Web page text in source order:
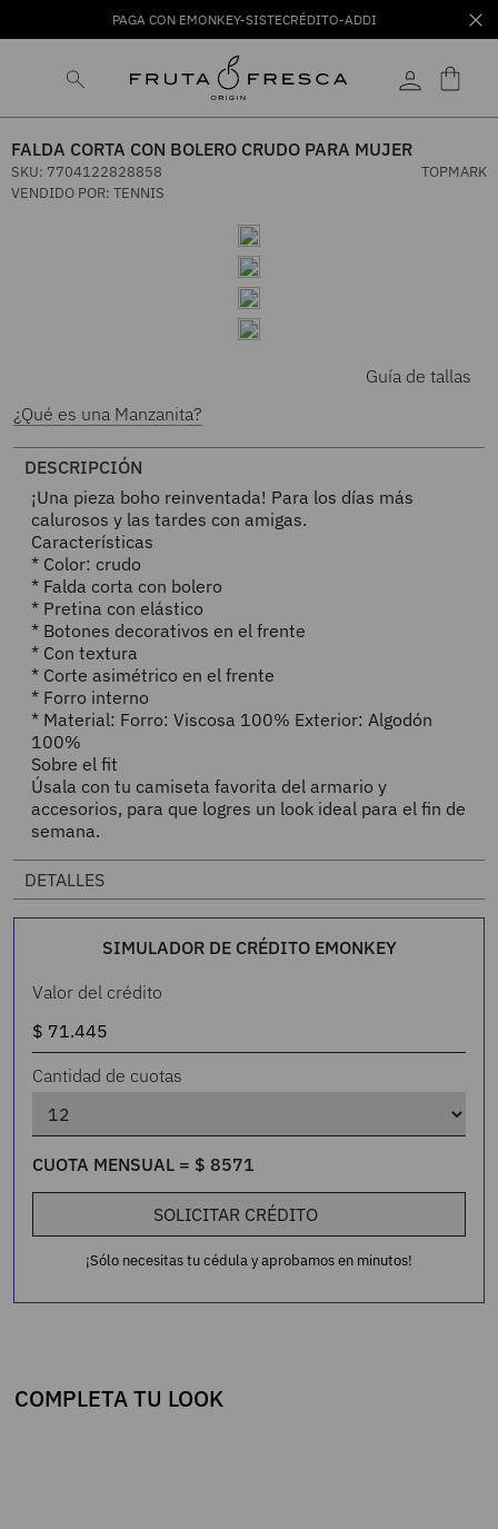
PAGA CON EMONKEY-SISTECRÉDITO-ADDI
FALDA CORTA CON BOLERO CRUDO PARA MUJER
SKU: 7704122828858
TOPMARK
VENDIDO POR: TENNIS
Guía de tallas
¿Qué es una Manzanita?
DESCRIPCIÓN
¡Una pieza boho reinventada! Para los días más
calurosos y las tardes con amigas.
Características
* Color: crudo
* Falda corta con bolero
* Pretina con elástico
* Botones decorativos en el frente
* Con textura
* Corte asimétrico en el frente
* Forro interno
* Material: Forro: Viscosa 100% Exterior: Algodón
100%
Sobre el fit
Úsala con tu camiseta favorita del armario y
accesorios, para que logres un look ideal para el fin de
semana.
DETALLES
SIMULADOR DE CRÉDITO EMONKEY
Valor del crédito
Cantidad de cuotas
CUOTA MENSUAL = $ 8571
SOLICITAR CRÉDITO
¡Sólo necesitas tu cédula y aprobamos en minutos!
COMPLETA TU LOOK